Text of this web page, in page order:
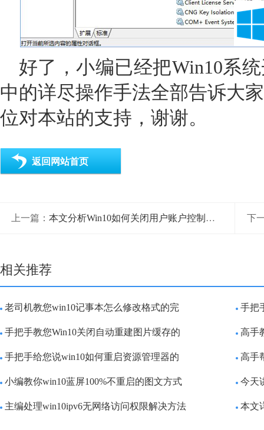
好了，小编已经把Win10系
中的详尽操作手法全部告诉大
位对本站的支持，谢谢。
返回网站首页
上一篇： 本文分析Win10如何关闭用户账户控制的具体解决手段 下
相关推荐
老司机教您win10记事本怎么修改格式的完 手把
手把手教您Win10关闭自动重建图片缓存的 高手
手把手给您说win10如何重启资源管理器的 高手
小编教你win10蓝屏100%不重启的图文方式 今天
主编处理win10ipv6无网络访问权限解决方法 本文